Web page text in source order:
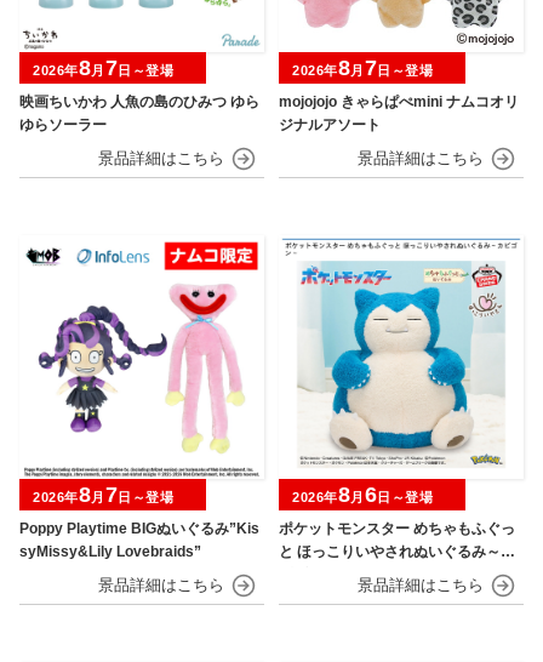
映画ちいかわ 人魚の島のひみつ ゆら
ゆらソーラー
2026年8月 7日～登場
mojojojo きゃらぱぺmini ナムコオリ
ジナルアソート
2026年8月 7日～登場
Poppy Playtime BIGぬいぐるみ”Kis
syMissy&Lily Lovebraids”
2026年8月 7日～登場
ポケットモンスター めちゃもふぐっ
と ほっこりいやされぬいぐるみ～カ
2026年8月 6日～登場